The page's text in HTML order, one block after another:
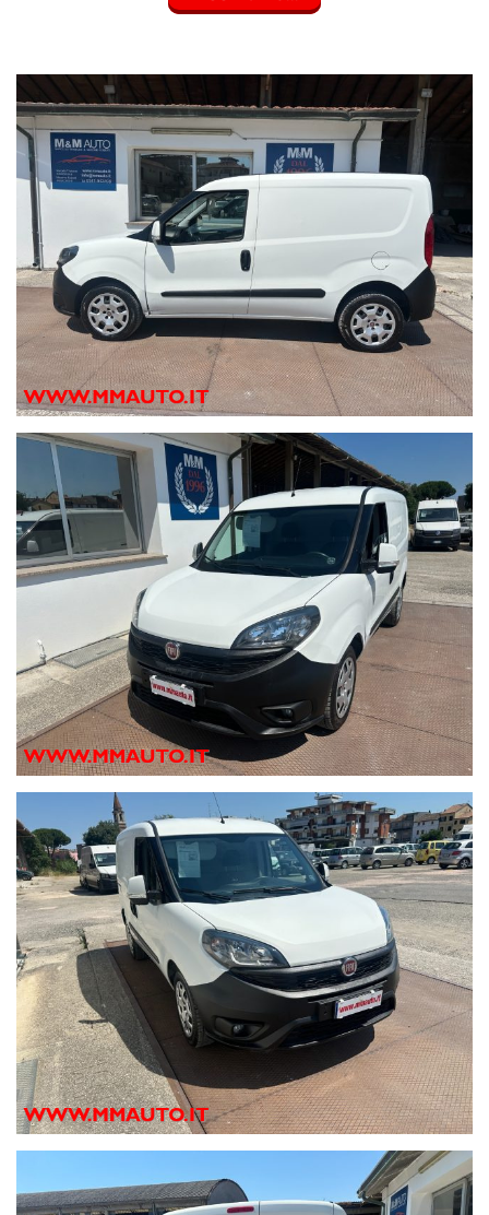
Equipaggiamenti di serie
2 freni a disco con 2 dischi ventilati
2 poggiatesta sedili ant. , con reg. in altezza
2 posti , config: 2+0
4 altoparlanti
Airbag anteriore conducente
Alzacristalli elettrici anteriori , numero ad impulso 2
Assistenza alla frenata di emergenza
Avvisatore cinture sicurezza 1
Bracciolo anteriore
Chiusura centralizzata a distanza
Cinture sicurezza ant. conducente e passeggero con
Climatizzatore
Comandi audio al volante
Comando luci manuale
Computer con consumo medio, consumo istantaneo e
autonomia
Connessione bluetooth con connessione telefono
Console al pavimento
Contagiri
EBD
Fari principali a superf.complessa , lampada alogena
alogene
Hill holder
Luce vano bagagliaio
Luci di lettura anteriori
Luci funzionamento diurno
Modanature laterali
Paraurti anteriore, posteriore e colore nero
Porta conducente e porta passeggero a battente
Portabicchiere ai sedili anteriori
Presa di corrente 12v bagagliaio/vano carico e ant.
Retrovisori esterni regol. interna e indicatori di direzione
Rivestimento pianale cabina di guida e vano di carico
Rivestimento sedili in tessuto (principale) e tessuto
(addizionale)
Sedile conducente individuale con manuale a 1 via,
sedile passeggero individuale
Servosterzo
Sistema di ventilazione con filtro antipolline